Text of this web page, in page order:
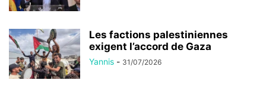
Les factions palestiniennes
exigent l’accord de Gaza
Yannis - 31/07/2026